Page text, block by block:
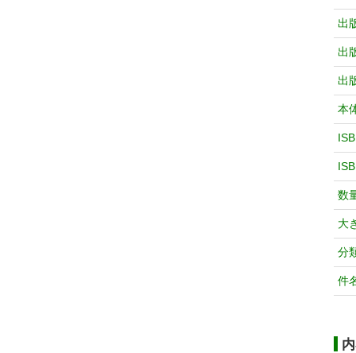
出
出
出
本
数
大
分
件